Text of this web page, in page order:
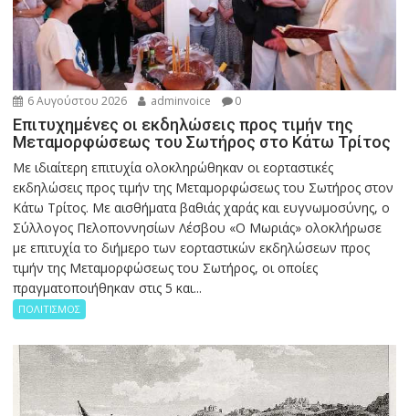
6 Αυγούστου 2026 adminvoice 0
Επιτυχημένες οι εκδηλώσεις προς τιμήν της
Μεταμορφώσεως του Σωτήρος στο Κάτω Τρίτος
Με ιδιαίτερη επιτυχία ολοκληρώθηκαν οι εορταστικές
εκδηλώσεις προς τιμήν της Μεταμορφώσεως του Σωτήρος στον
Κάτω Τρίτος. Με αισθήματα βαθιάς χαράς και ευγνωμοσύνης, ο
Σύλλογος Πελοποννησίων Λέσβου «Ο Μωριάς» ολοκλήρωσε
με επιτυχία το διήμερο των εορταστικών εκδηλώσεων προς
τιμήν της Μεταμορφώσεως του Σωτήρος, οι οποίες
πραγματοποιήθηκαν στις 5 και...
ΠΟΛΙΤΙΣΜΟΣ